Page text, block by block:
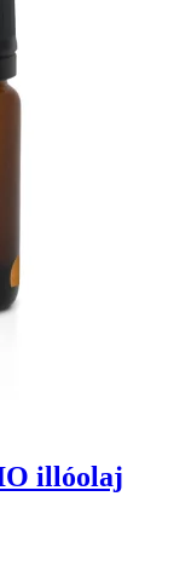
illóolaj